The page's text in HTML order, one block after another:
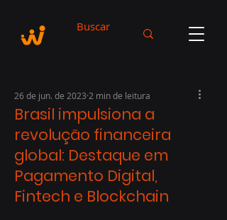
Brasil impulsiona a
revolução financeira
global: Destaque em
Pagamento Digital,
Fintech e Blockchain
26 de jun. de 2023 2 min de leitura